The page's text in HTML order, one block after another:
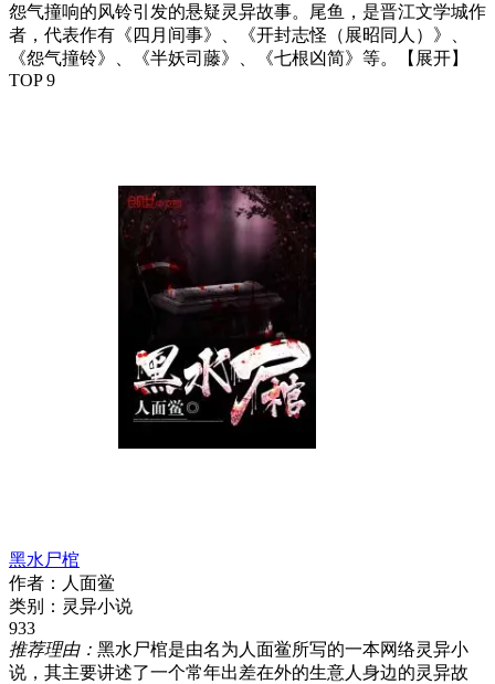
怨气撞响的风铃引发的悬疑灵异故事。尾鱼，是晋江文学城作
者，代表作有《四月间事》、《开封志怪（展昭同人）》、
《怨气撞铃》、《半妖司藤》、《七根凶简》等。
【展开】
TOP 9
黑水尸棺
作者： 人面鲎
类别： 灵异小说
933
推荐理由： 黑水尸棺是由名为人面鲎所写的一本网络灵异小
说，其主要讲述了一个常年出差在外的生意人身边的灵异故